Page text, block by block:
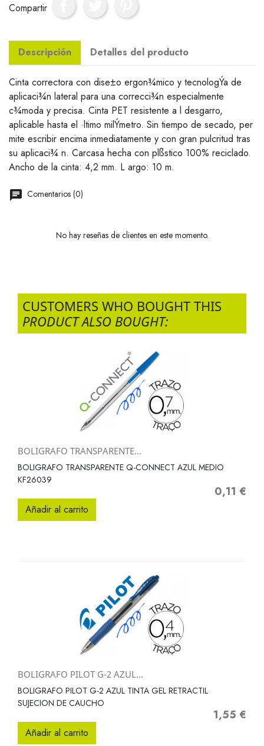
Compartir
Descripción Detalles del producto
Cinta correctora con dise±o ergon¾mico y tecnologÝa de
aplicaci¾n lateral para una correcci¾n especialmente
c¾moda y precisa. Cinta PET resistente a l desgarro,
aplicable hasta el ·ltimo milÝmetro. Sin tiempo de secado, per
mite escribir encima inmediatamente y con gran pulcritud tras
su aplicaci¾ n. Carcasa hecha con plßstico 100% reciclado.
Ancho de la cinta: 4,2 mm. L argo: 10 m.
Comentarios (0)
No hay reseñas de clientes en este momento.
CUSTOMERS WHO BOUGHT THIS
PRODUCT ALSO BOUGHT:
BOLIGRAFO TRANSPARENTE...
BOLIGRAFO TRANSPARENTE Q-CONNECT AZUL MEDIO
KF26039
Precio
0,11 €
Añadir al carrito
BOLIGRAFO PILOT G-2 AZUL...
BOLIGRAFO PILOT G-2 AZUL TINTA GEL RETRACTIL
SUJECION DE CAUCHO
Precio
1,55 €
Añadir al carrito